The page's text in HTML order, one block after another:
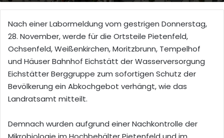
Nach einer Labormeldung vom gestrigen Donnerstag,
28. November, werde für die Ortsteile Pietenfeld,
Ochsenfeld, Weißenkirchen, Moritzbrunn, Tempelhof
und Häuser Bahnhof Eichstätt der Wasserversorgung
Eichstätter Berggruppe zum sofortigen Schutz der
Bevölkerung ein Abkochgebot verhängt, wie das
Landratsamt mitteilt.
Demnach wurden aufgrund einer Nachkontrolle der